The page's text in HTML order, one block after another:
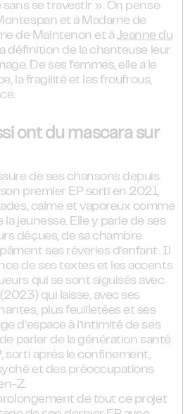
sans se travestir ». On pense
et à Madame de
de Maintenon et à Jeanne du
définition de la chanteuse leur
De ses femmes, elle a le
la fragilité et les froufrous,
ont du mascara sur
de ses chansons depuis
son premier EP sorti en 2021,
calme et vaporeux comme
la jeunesse. Elle y parle de ses
déçues, de sa chambre
ses rêveries d’enfant. Il
de ses textes et les accents
qui se sont aiguisés avec
qui laisse, avec ses
plus feuilletées et ses
d’espace à l’intimité de ses
parler de la génération santé
sorti après le confinement,
et des préoccupations
Z.
de tout ce projet